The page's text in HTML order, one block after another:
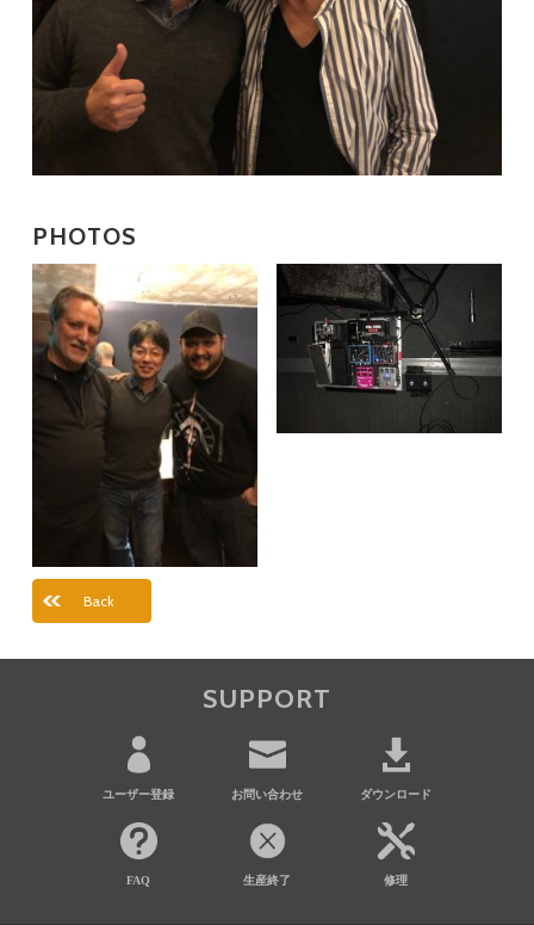
PHOTOS
Back
SUPPORT
ユーザー登録 お問い合わせ ダウンロード
FAQ 生産終了 修理